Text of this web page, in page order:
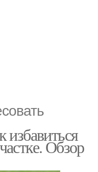
избавиться
Обзор